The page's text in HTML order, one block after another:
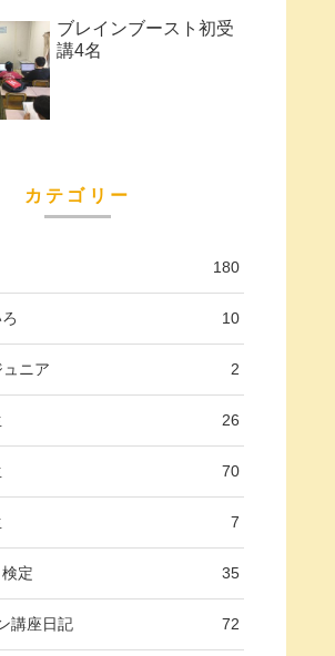
ブレインブースト初受
講4名
カテゴリー
180
10
ュニア 2
26
70
7
定 35
講座日記 72